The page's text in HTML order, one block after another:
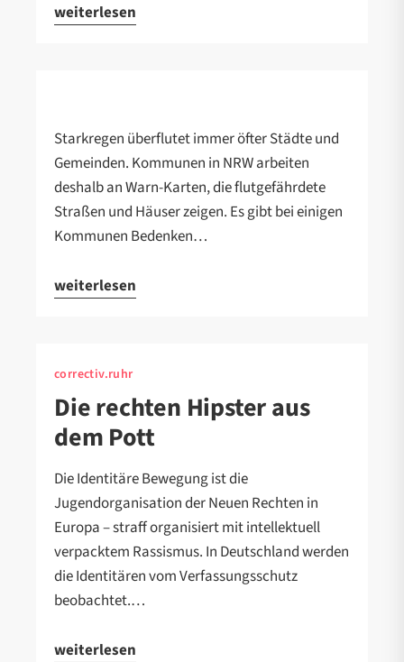
weiterlesen
Starkregen überflutet immer öfter Städte und
Gemeinden. Kommunen in NRW arbeiten
deshalb an Warn-Karten, die flutgefährdete
Straßen und Häuser zeigen. Es gibt bei einigen
Kommunen Bedenken…
weiterlesen
correctiv.ruhr
Die rechten Hipster aus
dem Pott
Die Identitäre Bewegung ist die
Jugendorganisation der Neuen Rechten in
Europa – straff organisiert mit intellektuell
verpacktem Rassismus. In Deutschland werden
die Identitären vom Verfassungsschutz
beobachtet.…
weiterlesen